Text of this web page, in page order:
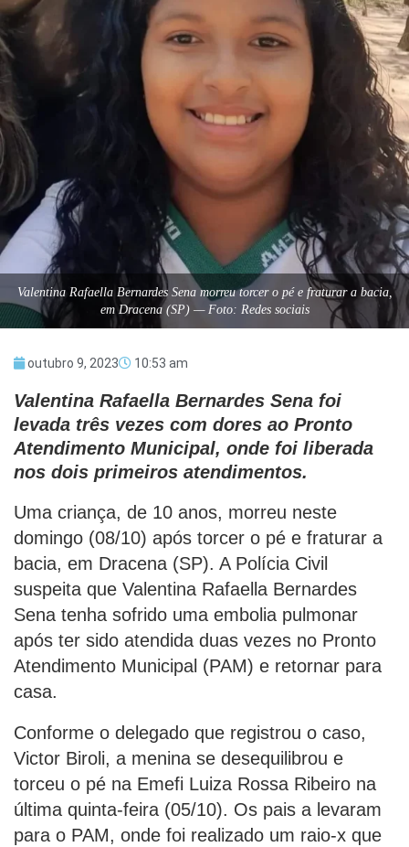
Valentina Rafaella Bernardes Sena morreu torcer o pé e fraturar a bacia,
em Dracena (SP) — Foto: Redes sociais
outubro 9, 2023 10:53 am
Valentina Rafaella Bernardes Sena foi
levada três vezes com dores ao Pronto
Atendimento Municipal, onde foi liberada
nos dois primeiros atendimentos.
Uma criança, de 10 anos, morreu neste
domingo (08/10) após torcer o pé e fraturar a
bacia, em Dracena (SP). A Polícia Civil
suspeita que Valentina Rafaella Bernardes
Sena tenha sofrido uma embolia pulmonar
após ter sido atendida duas vezes no Pronto
Atendimento Municipal (PAM) e retornar para
casa.
Conforme o delegado que registrou o caso,
Victor Biroli, a menina se desequilibrou e
torceu o pé na Emefi Luiza Rossa Ribeiro na
última quinta-feira (05/10). Os pais a levaram
para o PAM, onde foi realizado um raio-x que